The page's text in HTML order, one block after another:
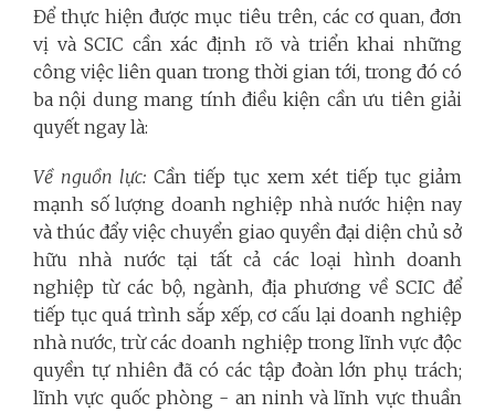
Để thực hiện được mục tiêu trên, các cơ quan, đơn
vị và SCIC cần xác định rõ và triển khai những
công việc liên quan trong thời gian tới, trong đó có
ba nội dung mang tính điều kiện cần ưu tiên giải
quyết ngay là:
Về nguồn lực: Cần tiếp tục xem xét tiếp tục giảm
mạnh số lượng doanh nghiệp nhà nước hiện nay
và thúc đẩy việc chuyển giao quyền đại diện chủ sở
hữu nhà nước tại tất cả các loại hình doanh
nghiệp từ các bộ, ngành, địa phương về SCIC để
tiếp tục quá trình sắp xếp, cơ cấu lại doanh nghiệp
nhà nước, trừ các doanh nghiệp trong lĩnh vực độc
quyền tự nhiên đã có các tập đoàn lớn phụ trách;
lĩnh vực quốc phòng - an ninh và lĩnh vực thuần